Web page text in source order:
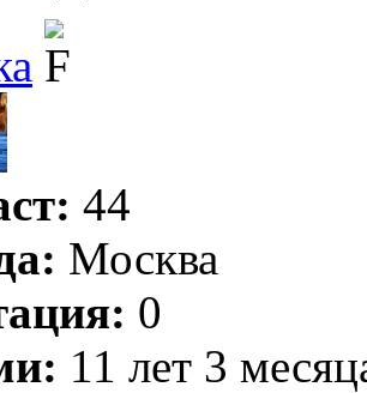
44
Москва
0
11 лет 3